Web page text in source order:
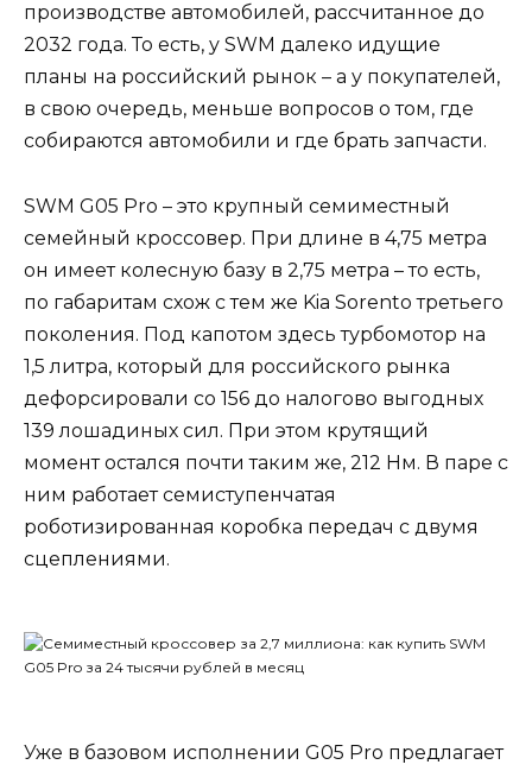
производстве автомобилей, рассчитанное до
2032 года. То есть, у SWM далеко идущие
планы на российский рынок – а у покупателей,
в свою очередь, меньше вопросов о том, где
собираются автомобили и где брать запчасти.
SWM G05 Pro – это крупный семиместный
семейный кроссовер. При длине в 4,75 метра
он имеет колесную базу в 2,75 метра – то есть,
по габаритам схож с тем же Kia Sorento третьего
поколения. Под капотом здесь турбомотор на
1,5 литра, который для российского рынка
дефорсировали со 156 до налогово выгодных
139 лошадиных сил. При этом крутящий
момент остался почти таким же, 212 Нм. В паре с
ним работает семиступенчатая
роботизированная коробка передач с двумя
сцеплениями.
Уже в базовом исполнении G05 Pro предлагает